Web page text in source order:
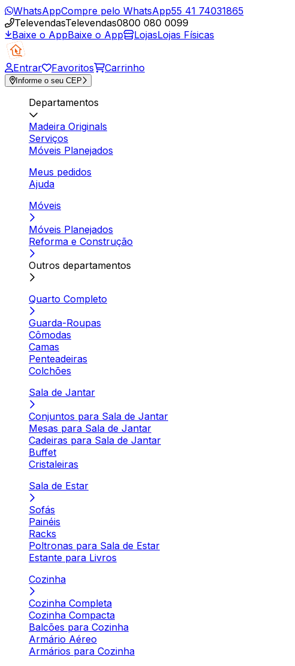
WhatsAppCompre pelo WhatsApp55 41 74031865
TelevendasTelevendas0800 080 0099
Baixe o AppBaixe o App LojasLojas Físicas
Entrar Favoritos Carrinho
Informe o seu CEP
Departamentos
Madeira Originals
Serviços
Móveis Planejados
Meus pedidos
Ajuda
Móveis
Móveis Planejados
Reforma e Construção
Outros departamentos
Quarto Completo
Guarda-Roupas
Cômodas
Camas
Penteadeiras
Colchões
Sala de Jantar
Conjuntos para Sala de Jantar
Mesas para Sala de Jantar
Cadeiras para Sala de Jantar
Buffet
Cristaleiras
Sala de Estar
Sofás
Painéis
Racks
Poltronas para Sala de Estar
Estante para Livros
Cozinha
Cozinha Completa
Cozinha Compacta
Balcões para Cozinha
Armário Aéreo
Armários para Cozinha